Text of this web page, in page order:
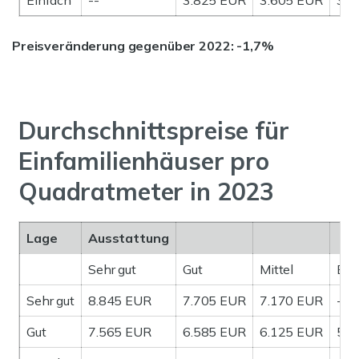
Preisveränderung gegenüber 2022: -1,7%
Durchschnittspreise für
Einfamilienhäuser pro
Quadratmeter in 2023
Lage
Ausstattung
Sehr gut
Gut Mittel
Sehr gut
8.845 EUR 7.705 EUR 7.170 EUR
--
Gut
7.565 EUR 6.585 EUR 6.125 EUR